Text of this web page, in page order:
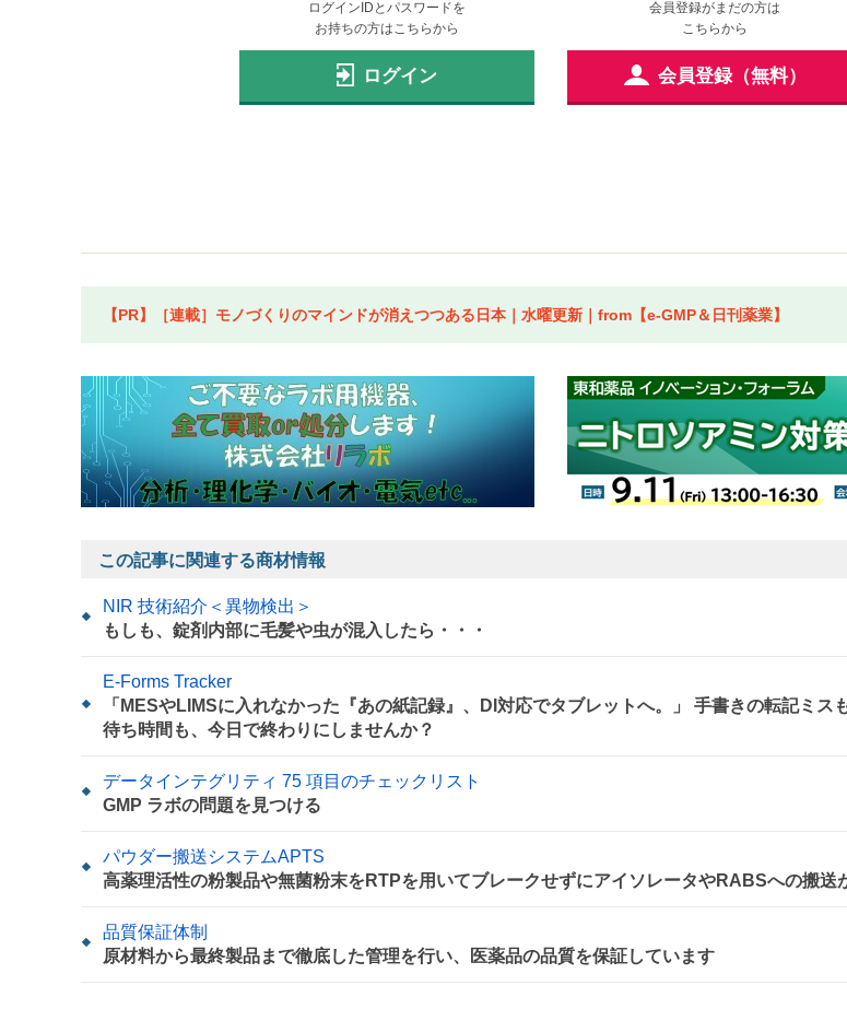
ログインIDとパスワードを
お持ちの方はこちらから
ログイン
会員登録がまだの方は
こちらから
会員登録（無料）
【PR】［連載］モノづくりのマインドが消えつつある日本｜水曜更新｜from【e-GMP＆日刊薬業】
この記事に関連する商材情報
NIR 技術紹介＜異物検出＞
もしも、錠剤内部に毛髪や虫が混入したら・・・
E-Forms Tracker
「MESやLIMSに入れなかった『あの紙記録』、DI対応でタブレットへ。」 手書きの転記ミス
待ち時間も、今日で終わりにしませんか？
データインテグリティ 75 項目のチェックリスト
GMP ラボの問題を見つける
パウダー搬送システムAPTS
高薬理活性の粉製品や無菌粉末をRTPを用いてブレークせずにアイソレータやRABSへの搬送
品質保証体制
原材料から最終製品まで徹底した管理を行い、医薬品の品質を保証しています